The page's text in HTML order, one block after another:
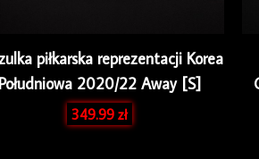
piłkarska reprezentacji Korea
Południowa 2020/22 Away [S]
349.99zł